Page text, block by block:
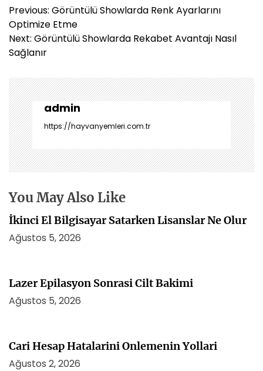
Y
a
z
ı
e
z
i
n
m
e
s
Previous: Görüntülü Showlarda Renk Ayarlarını
Optimize Etme
Next: Görüntülü Showlarda Rekabet Avantajı Nasıl
Sağlanır
admin
https://hayvanyemleri.com.tr
You May Also Like
İkinci El Bilgisayar Satarken Lisanslar Ne Olur
Ağustos 5, 2026
Lazer Epilasyon Sonrasi Cilt Bakimi
Ağustos 5, 2026
Cari Hesap Hatalarini Onlemenin Yollari
Ağustos 2, 2026